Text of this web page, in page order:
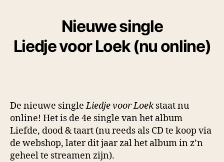
Nieuwe single
Liedje voor Loek (nu online)
De nieuwe singleLiedje voor Loekstaat nu
online! Het is de 4e single van het album
Liefde, dood & taart (nu reeds als CD te koop via
de webshop, later dit jaar zal het album in z’n
geheel te streamen zijn).